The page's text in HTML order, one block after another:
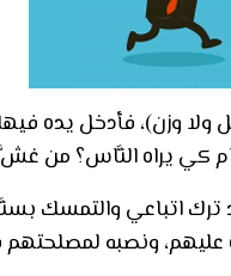
فأدخل يده فيها،
كي يراه النَّاس؟
ترك اتباعي والتمسك
عليهم، ونصبه